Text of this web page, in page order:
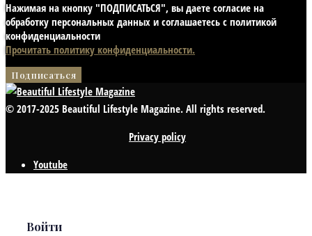
Нажимая на кнопку "ПОДПИСАТЬСЯ", вы даете согласие на
обработку персональных данных и соглашаетесь с политикой
конфиденциальности
Прочитать политику конфиденциальности.
© 2017-2025 Beautiful Lifestyle Magazine. All rights reserved.
Privacy policy
Youtube
Войти